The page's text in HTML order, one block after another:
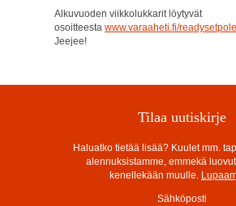
Alkuvuoden viikkolukkarit löytyvät
osoitteestawww.varaaheti.fi/readysetpole
Jeejee!
Tilaa uutiskirje
Haluatko tietää lisää? Kuulet mm.
alennuksistamme, emmekä
kenellekään muulle.
Sähköposti